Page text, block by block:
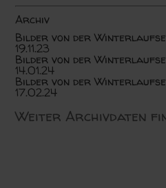
Archiv
Bilder von der
19.11.23
Bilder von der
14.01.24
Bilder von der
17.02.24
Weiter Archivdaten